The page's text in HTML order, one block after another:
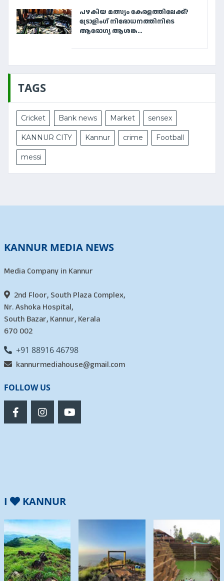
പഴകിയ മത്സ്യം കേരളത്തിലേക്ക്?
ട്രോളിംഗ് നിരോധനത്തിനിടെ
ആരോഗ്യ ആശങ്ക...
TAGS
Cricket Bank news Market sensex
KANNUR CITY Kannur crime Football
messi
KANNUR MEDIA NEWS
Media Company in Kannur
2nd Floor, South Plaza Complex,
Nr. Ashoka Hospital,
South Bazar, Kannur, Kerala
670 002
+91 88916 46798
kannurmediahouse@gmail.com
FOLLOW US
I KANNUR